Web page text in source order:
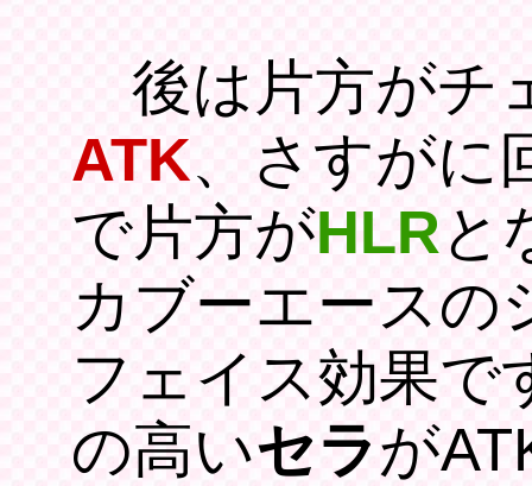
後は片方がチ
ATK、さすがに
で片方がHLRと
カブーエースの
フェイス効果で
の高いセラが